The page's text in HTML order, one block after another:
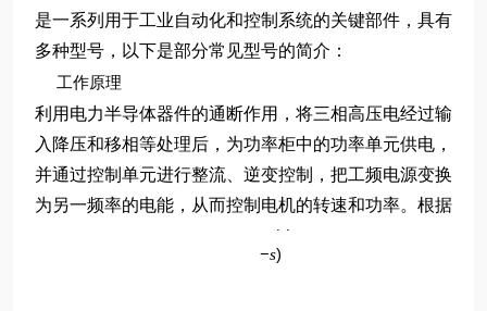
是一系列用于工业自动化和控制系统的关键部件，具有
多种型号，以下是部分常见型号的简介：
工作原理
利用电力半导体器件的通断作用，将三相高压电经过输
入降压和移相等处理后，为功率柜中的功率单元供电，
并通过控制单元进行整流、逆变控制，把工频电源变换
为另一频率的电能，从而控制电机的转速和功率。根据
p
−s)